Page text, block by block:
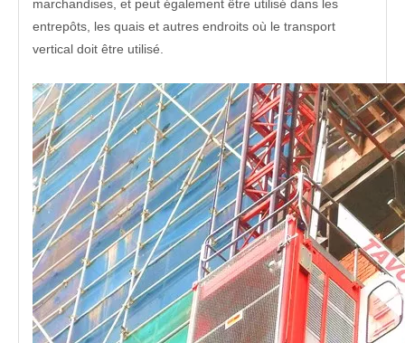
marchandises, et peut également être utilisé dans les
entrepôts, les quais et autres endroits où le transport
vertical doit être utilisé.